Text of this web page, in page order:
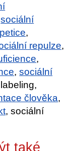
sociální
,
repulze,
,
,sociální
člověka,
, sociální
také